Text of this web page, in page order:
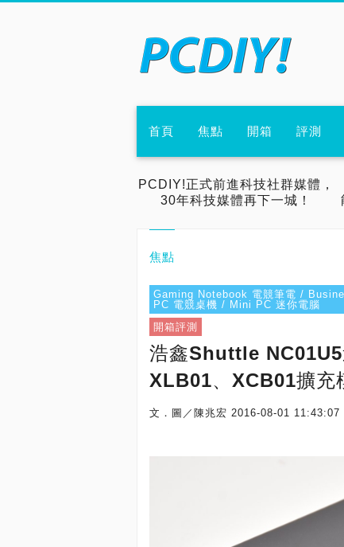
首頁 焦點 開箱 評測
PCDIY!正式前進科技社群媒體，
30年科技媒體再下一城！
焦點
Gaming Notebook 電競筆電 /
PC 電競桌機 / Mini PC 迷你電腦
開箱評測
浩鑫Shuttle NC01U5
XLB01、XCB01擴充
文．圖／陳兆宏 2016-08-01 11:43:07